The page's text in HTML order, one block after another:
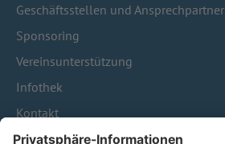
Geschäftsstellen und Ansprechpartner
Sponsoring
Vereinsunterstützung
Infothek
Kontakt